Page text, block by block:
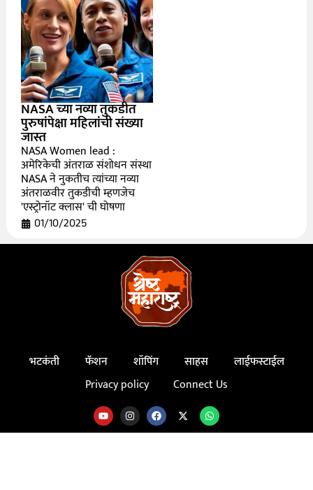
NASA च्या नव्या तुकडीत
पुरुषांपेक्षा महिलांची संख्या
जास्त
NASA Women lead :
अमेरिकेची अंतराळ संशोधन संस्था
NASA ने नुकतीच त्यांच्या नव्या
अंतराळवीर तुकडीची म्हणजेच
'एस्ट्रोनॉट क्लास' ची घोषणा
01/10/2025
भटकंती फॅशन शॉपिंग साहस
लाईफस्टाईल
Privacy policy
Connect Us